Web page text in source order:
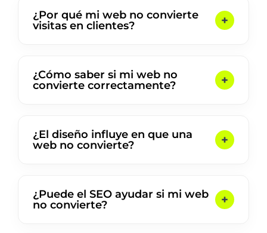
¿Por qué mi web no convierte
visitas en clientes?
¿Cómo saber si mi web no
convierte correctamente?
¿El diseño influye en que una
web no convierte?
¿Puede el SEO ayudar si mi web
no convierte?